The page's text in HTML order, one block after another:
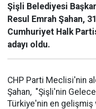
Şişli Belediyesi
Resul Emrah Şahan,
Cumhuriyet Halk
adayı oldu.
CHP Parti Meclisi'nin
Şahan, "Şişli'nin
Türkiye'nin en